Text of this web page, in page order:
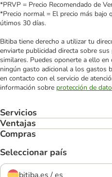
*PRVP = Precio Recomendado de
*Precio normal = El precio más bajo
útimos 30 días.
Bitiba tiene derecho a utilizar tu
enviarte publicidad directa sobre
similares. Puedes oponerte a ello
ningún gasto adicional a los gastos
en contacto con el servicio de
información sobre protección de
Servicios
Ventajas
Compras
Seleccionar país